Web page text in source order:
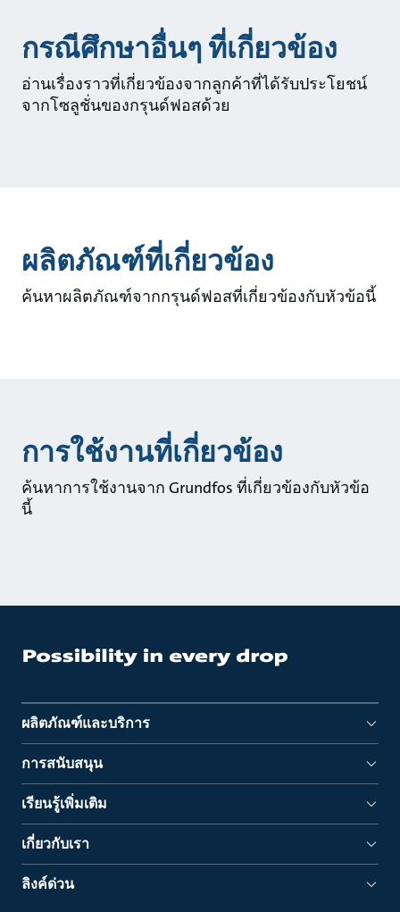
กรณีศึกษาอื่นๆ ที่เกี่ยวข้อง
อ่านเรื่องราวที่เกี่ยวข้องจากลูกค้าที่ได้รับประโยชน์
จากโซลูชั่นของกรุนด์ฟอสด้วย
ผลิตภัณฑ์ที่เกี่ยวข้อง
ค้นหาผลิตภัณฑ์จากกรุนด์ฟอสที่เกี่ยวข้องกับหัวข้อนี้
การใช้งานที่เกี่ยวข้อง
ค้นหาการใช้งานจาก Grundfos ที่เกี่ยวข้องกับหัวข้อ
นี้
ผลิตภัณฑ์และบริการ
การสนับสนุน
เรียนรู้เพิ่มเติม
เกี่ยวกับเรา
ลิงค์ด่วน